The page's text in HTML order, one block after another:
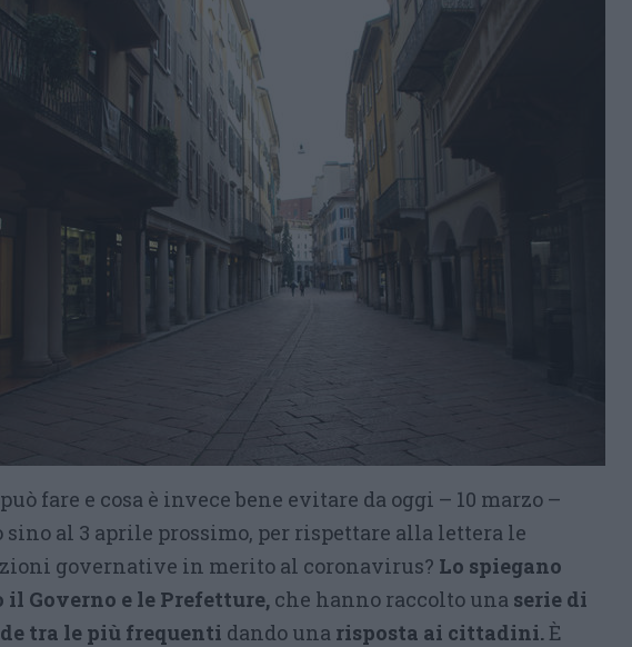
fare e cosa è invece bene evitare da oggi – 10 marzo –
sino al 3 aprile prossimo, per rispettare alla lettera le
governative in merito al coronavirus? Lo spiegano
il Governo e le Prefetture, che hanno raccolto una serie di
tra le più frequenti dando una risposta ai cittadini. È